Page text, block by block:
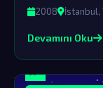
dünya dışı
2008 İstanbul,
Devamını Oku